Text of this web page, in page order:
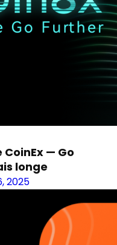
— Go
longe
2025